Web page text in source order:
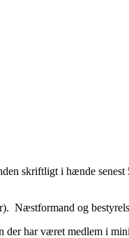
skriftligt i hænde senest
Næstformand og
der har været medlem i